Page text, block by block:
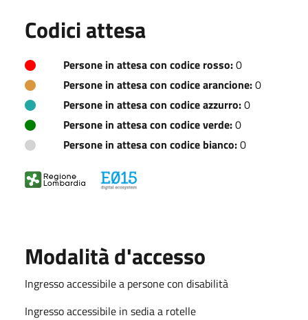
Codici attesa
Persone in attesa con codice rosso:0
Persone in attesa con codice arancione:0
Persone in attesa con codice azzurro:0
Persone in attesa con codice verde:0
Persone in attesa con codice bianco:0
Modalità d'accesso
Ingresso accessibile a persone con disabilità
Ingresso accessibile in sedia a rotelle